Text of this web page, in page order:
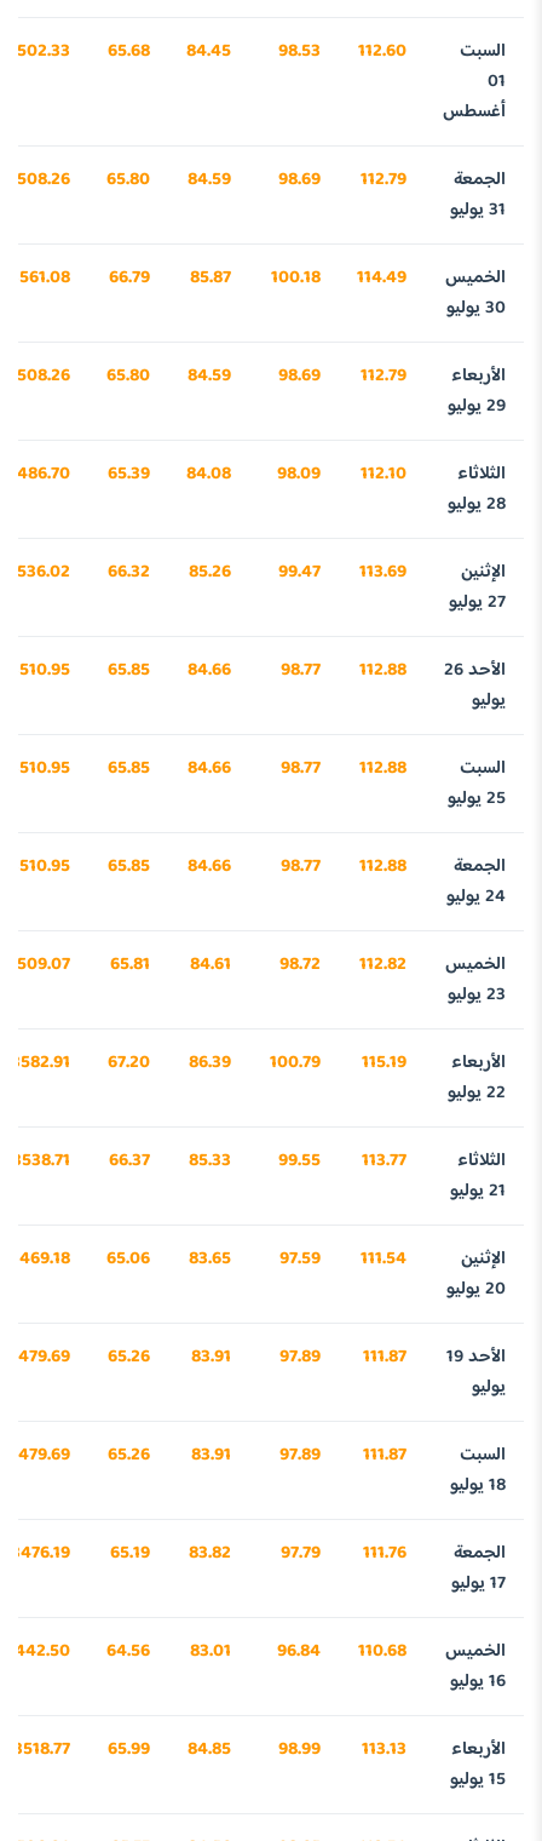
السبت
01
أغسطس
112.60
98.53
84.45
65.68
3502.33
الجمعة
31 يوليو
112.79
98.69
84.59
65.80
3508.26
الخميس
30 يوليو
114.49
100.18
85.87
66.79
3561.08
الأربعاء
29 يوليو
112.79
98.69
84.59
65.80
3508.26
الثلاثاء
28 يوليو
112.10
98.09
84.08
65.39
3486.70
الإثنين
27 يوليو
113.69
99.47
85.26
66.32
3536.02
الأحد 26
يوليو
112.88
98.77
84.66
65.85
3510.95
السبت
25 يوليو
112.88
98.77
84.66
65.85
3510.95
الجمعة
24 يوليو
112.88
98.77
84.66
65.85
3510.95
الخميس
23 يوليو
112.82
98.72
84.61
65.81
3509.07
الأربعاء
22 يوليو
115.19
100.79
86.39
67.20
3582.91
الثلاثاء
21 يوليو
113.77
99.55
85.33
66.37
3538.71
الإثنين
20 يوليو
111.54
97.59
83.65
65.06
3469.18
الأحد 19
يوليو
111.87
97.89
83.91
65.26
3479.69
السبت
18 يوليو
111.87
97.89
83.91
65.26
3479.69
الجمعة
17 يوليو
111.76
97.79
83.82
65.19
3476.19
الخميس
16 يوليو
110.68
96.84
83.01
64.56
3442.50
الأربعاء
15 يوليو
113.13
98.99
84.85
65.99
3518.77